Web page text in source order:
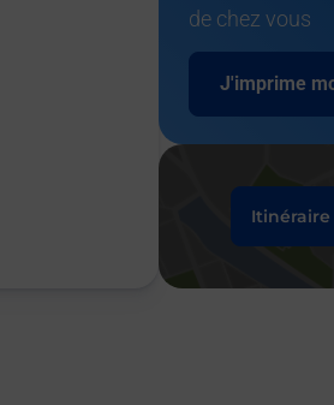
de chez vous
J'imprime
Itinéraire